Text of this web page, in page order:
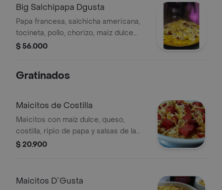
Big Salchipapa Dgusta
Papa francesa, salchicha americana,
tocineta, pollo, chorizo, maiz dulce
gratinado, acompañado de salsas de
$ 56.000
Gratinados
Maicitos de Costilla
Maicitos con maíz dulce, queso,
costilla, ripio de papa y salsas de la
casa.
$ 20.900
Maicitos D´Gusta